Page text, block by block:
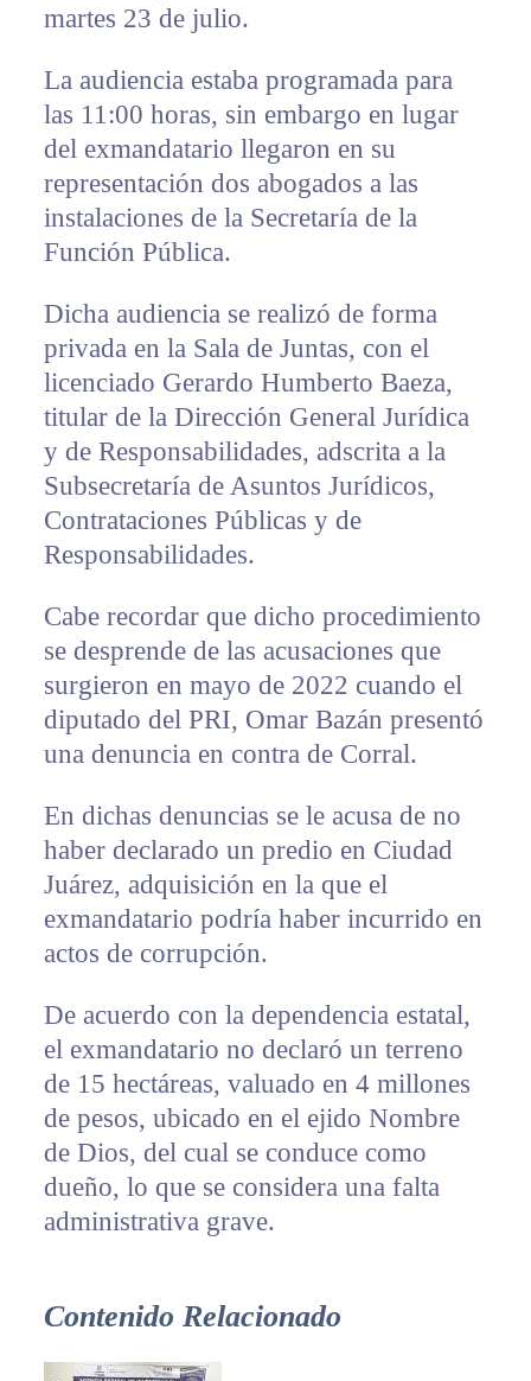
martes 23 de julio.
La audiencia estaba programada para
las 11:00 horas, sin embargo en lugar
del exmandatario llegaron en su
representación dos abogados a las
instalaciones de la Secretaría de la
Función Pública.
Dicha audiencia se realizó de forma
privada en la Sala de Juntas, con el
licenciado Gerardo Humberto Baeza,
titular de la Dirección General Jurídica
y de Responsabilidades, adscrita a la
Subsecretaría de Asuntos Jurídicos,
Contrataciones Públicas y de
Responsabilidades.
Cabe recordar que dicho procedimiento
se desprende de las acusaciones que
surgieron en mayo de 2022 cuando el
diputado del PRI, Omar Bazán presentó
una denuncia en contra de Corral.
En dichas denuncias se le acusa de no
haber declarado un predio en Ciudad
Juárez, adquisición en la que el
exmandatario podría haber incurrido en
actos de corrupción.
De acuerdo con la dependencia estatal,
el exmandatario no declaró un terreno
de 15 hectáreas, valuado en 4 millones
de pesos, ubicado en el ejido Nombre
de Dios, del cual se conduce como
dueño, lo que se considera una falta
administrativa grave.
Contenido Relacionado